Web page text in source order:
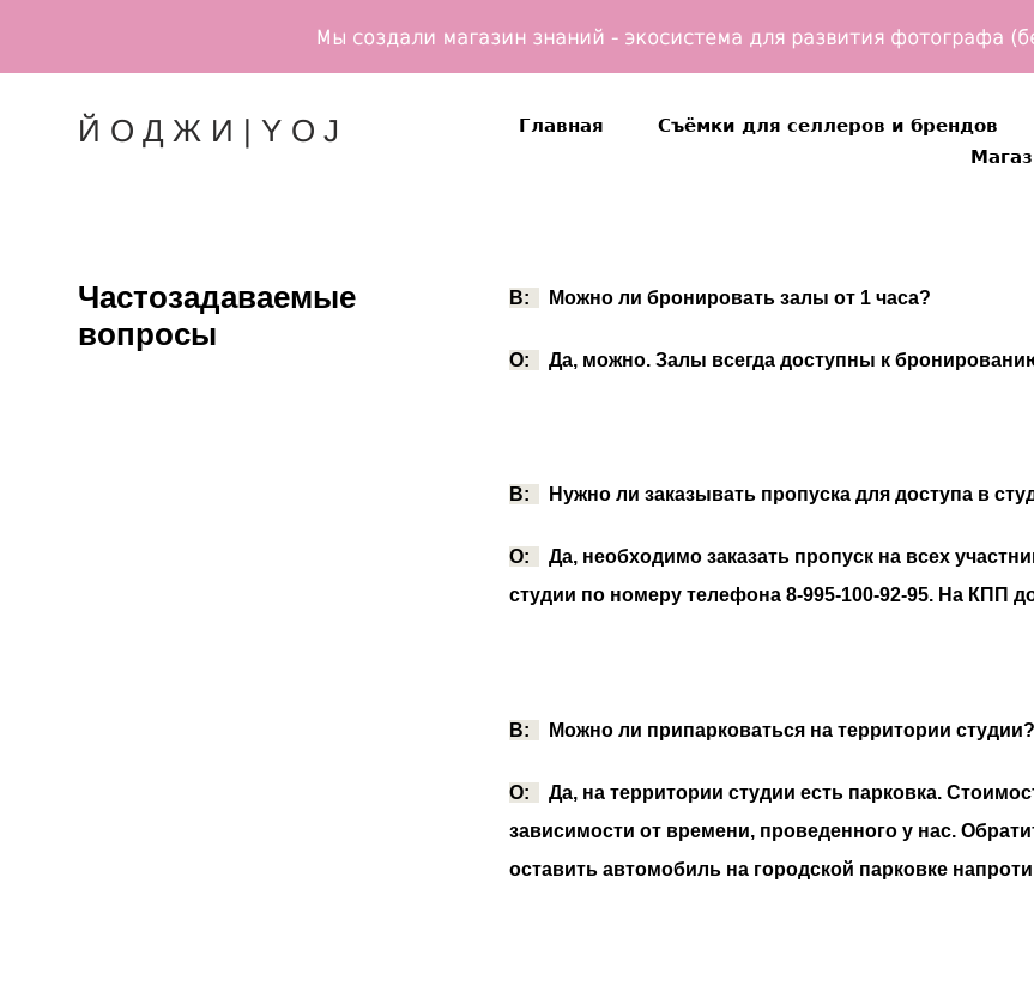
Мы создали магазин знаний - экосистема для развития фотографа
ЙОДЖИ|YOJ Главная Съёмки для селлеров и брендов
Главная Съёмки для селлеров и брендов
Частозадаваемые
вопросы
В: Можно ли бронировать залы от 1 часа?
О: Да, можно. Залы всегда доступны к
В: Нужно ли заказывать пропуска для доступа в
О:
Да, необходимо заказать пропуск на всех
студии по номеру телефона 8-995-100-92-95. На КПП
В: Можно ли припарковаться на территории студии?
О:
Да, на территории студии есть парковка.
зависимости от времени, проведенного у нас.
оставить автомобиль на городской парковке